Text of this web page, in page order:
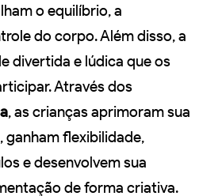
o equilíbrio, a
do corpo. Além disso, a
divertida e lúdica que os
Através dos
, as crianças aprimoram sua
flexibilidade,
e desenvolvem sua
de forma criativa.